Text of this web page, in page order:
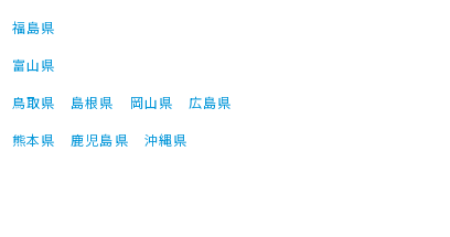
福島県
富山県
鳥取県 島根県 岡山県
広島県
熊本県 鹿児島県 沖縄県